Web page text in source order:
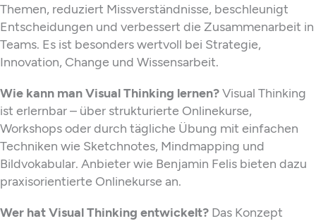
Themen, reduziert Missverständnisse, beschleunigt
Entscheidungen und verbessert die Zusammenarbeit in
Teams. Es ist besonders wertvoll bei Strategie,
Innovation, Change und Wissensarbeit.
Wie kann man Visual Thinking lernen?Visual Thinking
ist erlernbar – über strukturierte Onlinekurse,
Workshops oder durch tägliche Übung mit einfachen
Techniken wie Sketchnotes, Mindmapping und
Bildvokabular. Anbieter wie Benjamin Felis bieten dazu
praxisorientierte Onlinekurse an.
Wer hat Visual Thinking entwickelt? Das Konzept